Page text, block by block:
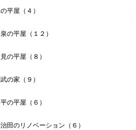
平屋（４）
の平屋（１２）
の平屋（８）
の家（９）
の平屋（６）
田のリノベーション（６）